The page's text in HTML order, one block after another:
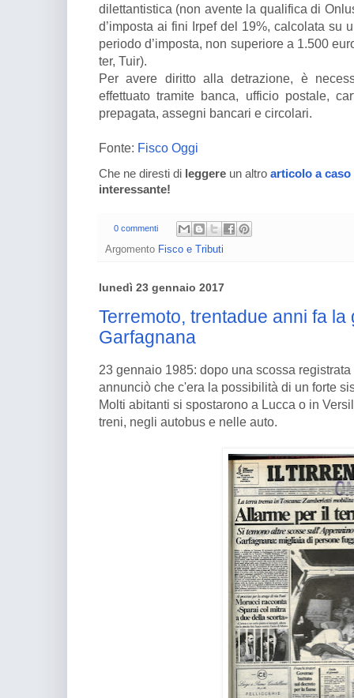
dilettantistica (non avente la qualifica di
d’imposta ai fini Irpef del 19%, calcolata su
periodo d’imposta, non superiore a 1.500
ter, Tuir).
Per avere diritto alla detrazione, è
effettuato tramite banca, ufficio postale,
prepagata, assegni bancari e circolari.
Fonte: Fisco Oggi
Che ne diresti di leggere un altro articolo a caso
interessante!
0 commenti
Argomento Fisco e Tributi
lunedì 23 gennaio 2017
Terremoto, trentadue anni fa
Garfagnana
23 gennaio 1985: dopo una scossa
annunciò che c'era la possibilità di un forte
Molti abitanti si spostarono a Lucca o in
treni, negli autobus e nelle auto.